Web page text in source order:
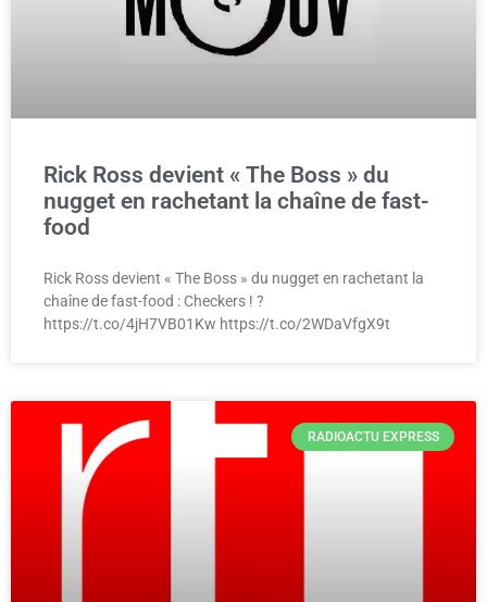
Rick Ross devient « The Boss » du
nugget en rachetant la chaîne de fast-
food
Rick Ross devient « The Boss » du nugget en rachetant la
chaîne de fast-food : Checkers ! ?
https://t.co/4jH7VB01Kw https://t.co/2WDaVfgX9t
RADIOACTU EXPRESS